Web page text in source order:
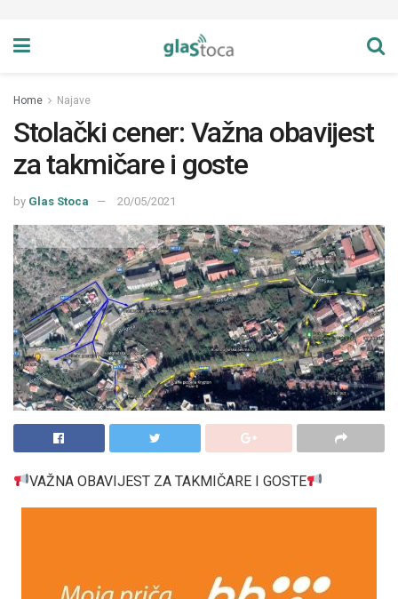
Home Najave
Stolački cener: Važna obavijest
za takmičare i goste
by Glas Stoca 20/05/2021
VAŽNA OBAVIJEST ZA TAKMIČARE I GOSTE